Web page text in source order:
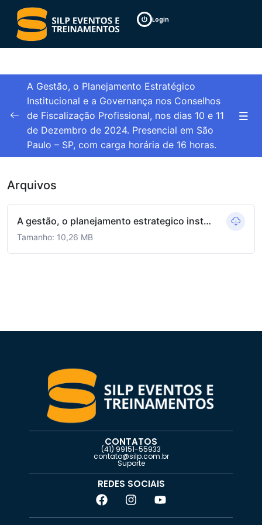
Login
Material de apoio
A Gestão, o Planejamento Estratégico
Institucional e a Governança nos Conselhos
de Fiscalização Profissional, nos dias 10 e 11
de Dezembro de 2024. Presencial em São
Paulo – SP, com carga horária de 16 horas.
Arquivos
A gestão, o planejamento estrategico institucional.pdf
Tamanho: 10,26 MB
CONTATOS
(41) 99151-55933
contato@silp.com.br
Suporte
REDES SOCIAIS